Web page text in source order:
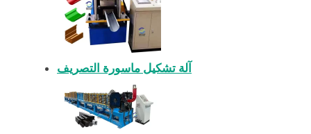
آلة تشكيل ماسورة التصريف